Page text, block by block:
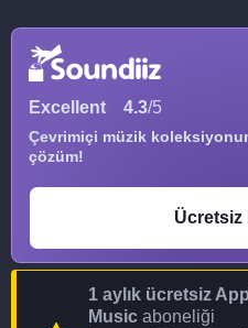
Excellent 4.3/5
Çevrimiçi müzik
çözüm!
Ücretsiz
1 aylık ücretsiz
Music aboneliği